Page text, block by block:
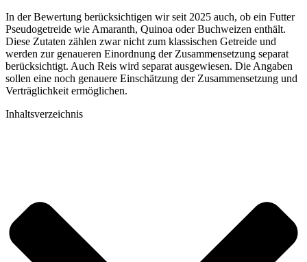
In der Bewertung berücksichtigen wir seit 2025 auch, ob ein Futter
Pseudogetreide wie Amaranth, Quinoa oder Buchweizen enthält.
Diese Zutaten zählen zwar nicht zum klassischen Getreide und
werden zur genaueren Einordnung der Zusammensetzung separat
berücksichtigt. Auch Reis wird separat ausgewiesen. Die Angaben
sollen eine noch genauere Einschätzung der Zusammensetzung und
Verträglichkeit ermöglichen.
Inhaltsverzeichnis​